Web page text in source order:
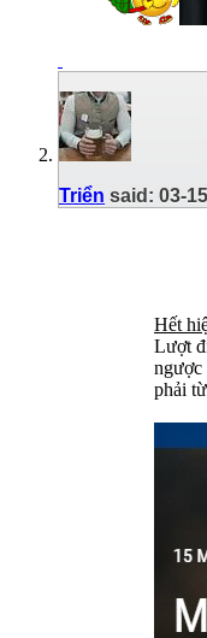
Triển said: 03-
Hết
Lượt
ngược
phải